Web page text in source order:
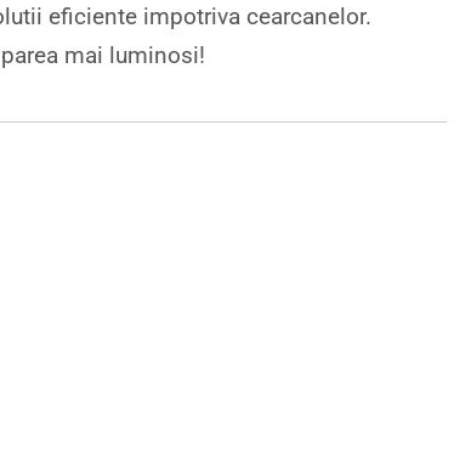
eficiente impotriva cearcanelor.
mai luminosi!